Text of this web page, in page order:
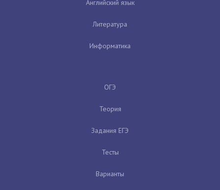
Английский язык
Литература
Информатика
ОГЭ
Теория
Задания ЕГЭ
Тесты
Варианты